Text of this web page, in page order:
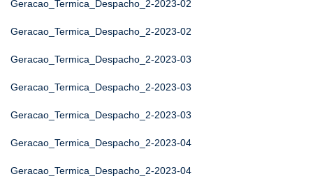
Geracao_Termica_Despacho_2-2023-02
Geracao_Termica_Despacho_2-2023-02
Geracao_Termica_Despacho_2-2023-03
Geracao_Termica_Despacho_2-2023-03
Geracao_Termica_Despacho_2-2023-03
Geracao_Termica_Despacho_2-2023-04
Geracao_Termica_Despacho_2-2023-04